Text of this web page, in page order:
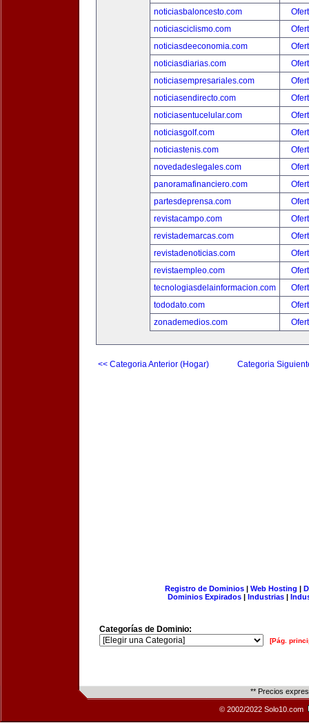
noticiasbaloncesto.com
noticiasciclismo.com
noticiasdeeconomia.com
noticiasdiarias.com
noticiasempresariales.com
noticiasendirecto.com
noticiasentucelular.com
noticiasgolf.com
noticiastenis.com
novedadeslegales.com
panoramafinanciero.com
partesdeprensa.com
revistacampo.com
revistademarcas.com
revistadenoticias.com
revistaempleo.com
tecnologiasdelainformacion.com
tododato.com
zonademedios.com
<< Categoria Anterior (Hogar) Categoria
Registro de Dominios| Web Hosting |
Dominios Expirados | Industrias |
Categorías de Dominio:
[Pág.
** Precios
© 2002/2022 Solo10.com